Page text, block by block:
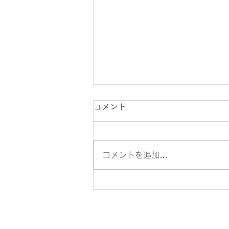
懐かしい、横浜駅周辺の風景
コメント
コメントを追加…